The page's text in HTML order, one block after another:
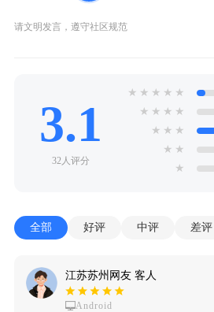
请文明发言，遵守社区规范
3.1
32人评分
★ ★ ★ ★ ★
★ ★ ★ ★
★ ★ ★
★ ★
★
全部 好评 中评 差评
江苏苏州网友 客人
Android